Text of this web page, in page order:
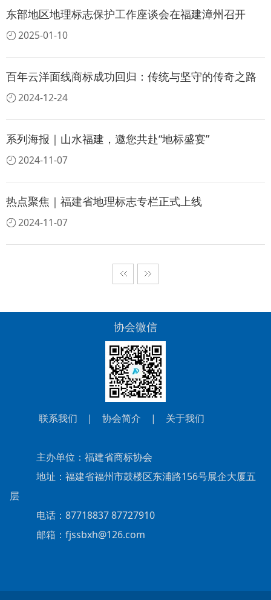
东部地区地理标志保护工作座谈会在福建漳州召开
2025-01-10
百年云洋面线商标成功回归：传统与坚守的传奇之路
2024-12-24
系列海报｜山水福建，邀您共赴“地标盛宴”
2024-11-07
热点聚焦｜福建省地理标志专栏正式上线
2024-11-07
协会微信
联系我们 | 协会简介 | 关于我们
主办单位：福建省商标协会
地址：福建省福州市鼓楼区东浦路156号展企大厦五
层
电话：87718837 87727910
邮箱：fjssbxh@126.com